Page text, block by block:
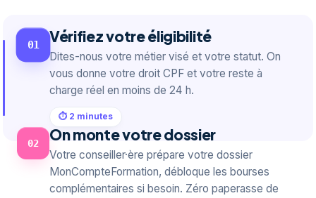
01 Vérifiez votre éligibilité
Dites-nous votre métier visé et votre statut. On
vous donne votre droit CPF et votre reste à
charge réel en moins de 24 h.
⏱ 2 minutes
02 On monte votre dossier
Votre conseiller·ère prépare votre dossier
MonCompteFormation, débloque les bourses
complémentaires si besoin. Zéro paperasse de